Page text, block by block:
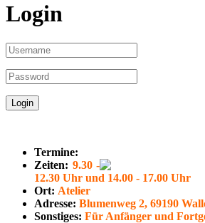
Login
Termine:
Zeiten: 9.30 -
12.30 Uhr und 14.00 - 17.00 Uhr
Ort: Atelier
Adresse: Blumenweg 2, 69190
Sonstiges: Für Anfänger und